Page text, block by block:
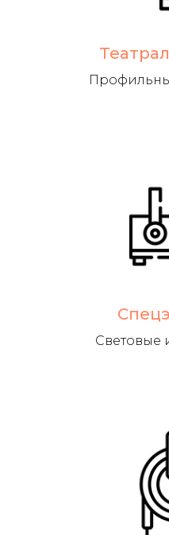
Световые